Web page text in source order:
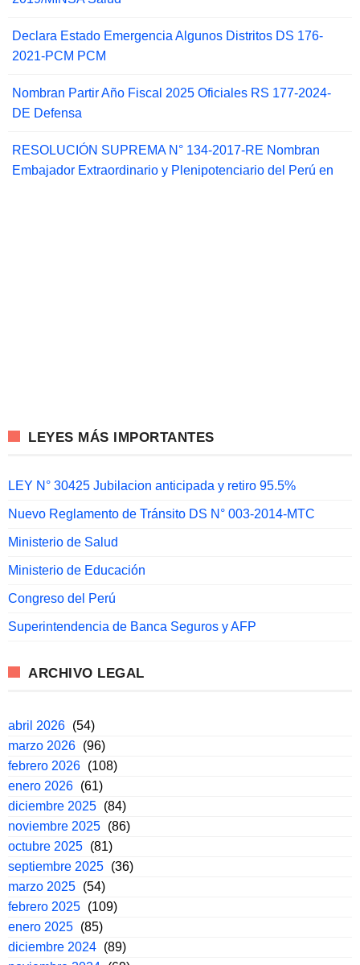
Declara Estado Emergencia Algunos Distritos DS 176-
2021-PCM PCM
Nombran Partir Año Fiscal 2025 Oficiales RS 177-2024-
DE Defensa
RESOLUCIÓN SUPREMA N° 134-2017-RE Nombran
Embajador Extraordinario y Plenipotenciario del Perú en
LEYES MÁS IMPORTANTES
LEY N° 30425 Jubilacion anticipada y retiro 95.5%
Nuevo Reglamento de Tránsito DS N° 003-2014-MTC
Ministerio de Salud
Ministerio de Educación
Congreso del Perú
Superintendencia de Banca Seguros y AFP
ARCHIVO LEGAL
abril 2026 (54)
marzo 2026 (96)
febrero 2026 (108)
enero 2026 (61)
diciembre 2025 (84)
noviembre 2025 (86)
octubre 2025 (81)
septiembre 2025 (36)
marzo 2025 (54)
febrero 2025 (109)
enero 2025 (85)
diciembre 2024 (89)